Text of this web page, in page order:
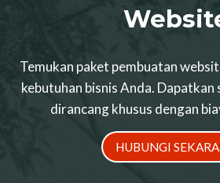
Temukan paket pembuatan
kebutuhan bisnis Anda.
dirancang khusus dengan
HUBUNGI